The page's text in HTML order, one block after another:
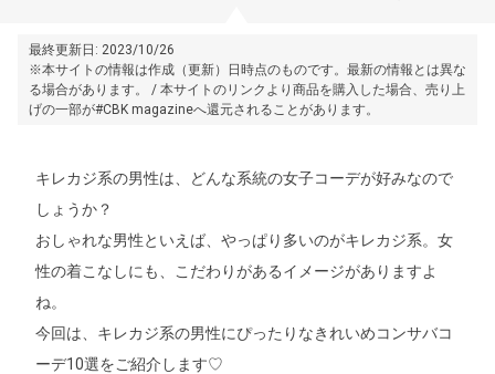
最終更新日: 2023/10/26
※本サイトの情報は作成（更新）日時点のものです。最新の情報とは異な
る場合があります。 / 本サイトのリンクより商品を購入した場合、売り上
げの一部が#CBK magazineへ還元されることがあります。
キレカジ系の男性は、どんな系統の女子コーデが好みなので
しょうか？
おしゃれな男性といえば、やっぱり多いのがキレカジ系。女
性の着こなしにも、こだわりがあるイメージがありますよ
ね。
今回は、キレカジ系の男性にぴったりなきれいめコンサバコ
ーデ10選をご紹介します♡